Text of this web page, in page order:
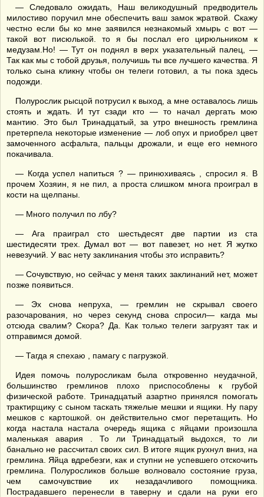
— Следовало ожидать, Наш великодушный предводитель
милостиво поручил мне обеспечить ваш замок жратвой. Скажу
честно если бы ко мне заявился незнакомый хмырь с вот —
такой вот писюлькой. то я бы послал его цирюльником к
медузам.Но! — Тут он поднял в верх указательный палец, —
Так как мы с тобой друзья, получишь ты все лучшего качества. Я
только сына кликну чтобы он телеги готовил, а ты пока здесь
подожди.
Полурослик рысцой потрусил к выход, а мне оставалось лишь
стоять и ждать. И тут сзади кто — то начал дергать мою
мантию. Это был Тринадцатый, за утро внешность гремлина
претерпела некоторые изменение — лоб опух и приобрел цвет
замоченного асфальта, пальцы дрожали, и еще его немного
покачивала.
— Когда успел напиться ? — принюхиваясь , спросил я. В
прочем Хозяин, я не пил, а проста слишком многа проиграл в
кости на щелпаны.
— Много получил по лбу?
— Ага праиграл сто шестьдесят две партии из ста
шестидесяти трех. Думал вот — вот павезет, но нет. Я жутко
невезучий. У вас нету заклинания чтобы это исправить?
— Сочувствую, но сейчас у меня таких заклинаний нет, может
позже появиться.
— Эх снова непруха, — гремлин не скрывал своего
разочарования, но через секунд снова спросил— кагда мы
отсюда свалим? Скора? Да. Как только телеги загрузят так и
отправимся домой.
— Тагда я спехаю , памагу с пагрузкой.
Идея помочь полуросликам была откровенно неудачной,
большинство гремлинов плохо приспособлены к грубой
физической работе. Тринадцатый азартно принялся помогать
трактирщику с сыном таскать тяжелые мешки и ящики. Ну пару
мешков с картошкой. он действительно смог перетащить. Но
когда настала настала очередь ящика с яйцами произошла
маленькая авария . То ли Тринадцатый выдохся, то ли
банально не рассчитал своих сил. В итоге ящик рухнул вниз, на
гремлина. Яйца вдребезги, как и ступни не успевшего отскочить
гремлина. Полуросликов больше волновало состояние груза,
чем самочувствие их незадачливого помощника.
Пострадавшего перенесли в таверну и сдали на руки его